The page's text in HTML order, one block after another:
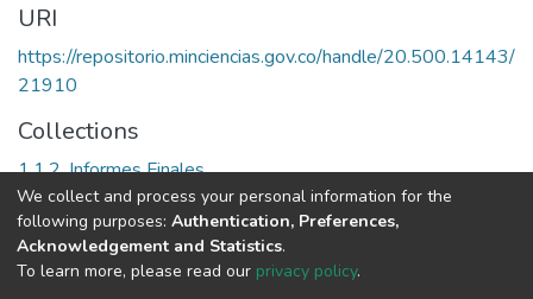
URI
https://repositorio.minciencias.gov.co/handle/20.500.14143/
21910
Collections
1.1.2. Informes Finales
Full item page
DSpace software copyright © 2002-2026
We collect and process your personal information for the
following purposes: Authentication, Preferences,
Acknowledgement and Statistics.
To learn more, please read our privacy policy.